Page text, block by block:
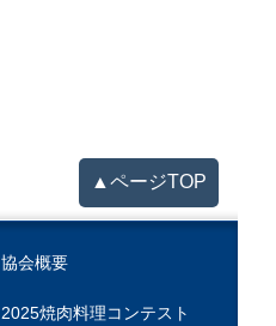
▲ページTOP
協会概要
2025焼肉料理コンテスト